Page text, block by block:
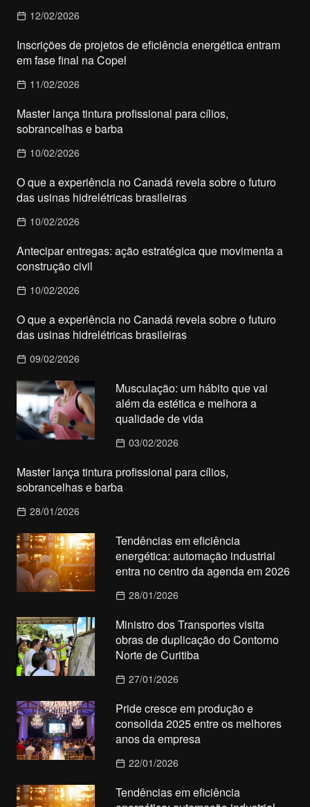
12/02/2026
Inscrições de projetos de eficiência energética entram
em fase final na Copel
11/02/2026
Master lança tintura profissional para cílios,
sobrancelhas e barba
10/02/2026
O que a experiência no Canadá revela sobre o futuro
das usinas hidrelétricas brasileiras
10/02/2026
Antecipar entregas: ação estratégica que movimenta a
construção civil
10/02/2026
O que a experiência no Canadá revela sobre o futuro
das usinas hidrelétricas brasileiras
09/02/2026
Musculação: um hábito que vai
além da estética e melhora a
qualidade de vida
03/02/2026
Master lança tintura profissional para cílios,
sobrancelhas e barba
28/01/2026
Tendências em eficiência
energética: automação industrial
entra no centro da agenda em 2026
28/01/2026
Ministro dos Transportes visita
obras de duplicação do Contorno
Norte de Curitiba
27/01/2026
Pride cresce em produção e
consolida 2025 entre os melhores
anos da empresa
22/01/2026
Tendências em eficiência